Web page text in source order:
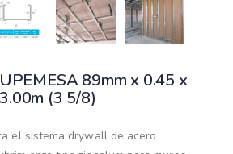
89mm x 0.45 x
3.00m (3 5/8)
el sistema drywall de acero